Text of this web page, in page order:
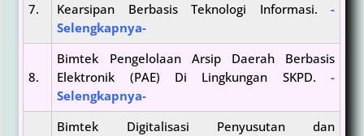
7.
Kearsipan Berbasis Teknologi Informasi.-
Selengkapnya-
8.
Bimtek Pengelolaan Arsip Daerah Berbasis
Elektronik (PAE) Di Lingkungan SKPD.-
Selengkapnya-
Bimtek Digitalisasi Penyusutan dan